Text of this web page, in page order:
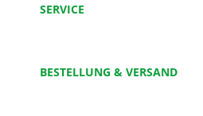
SERVICE
BESTELLUNG & VERSAND